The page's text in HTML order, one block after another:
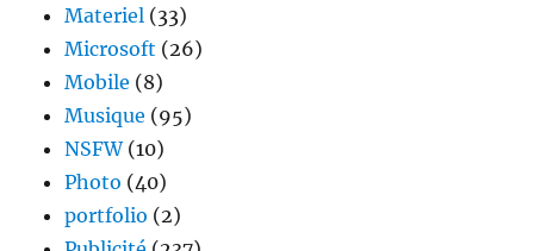
Materiel (33)
Microsoft (26)
Mobile (8)
Musique (95)
NSFW(10)
Photo (40)
portfolio (2)